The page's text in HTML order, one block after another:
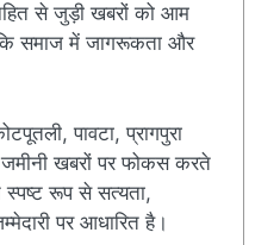
से जुड़ी खबरों को आम
समाज में जागरूकता और
पावटा, प्रागपुरा
खबरों पर फोकस करते
स्पष्ट रूप से सत्यता,
पर आधारित है।